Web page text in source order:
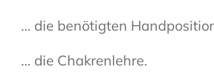
… die benötigten
… die Chakrenlehre.